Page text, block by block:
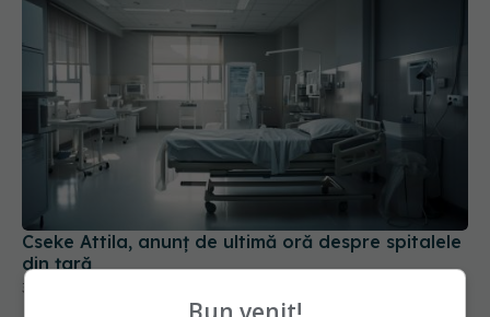
Cseke Attila, anunț de ultimă oră despre spitalele
din țară
31 iul 2026, 10:31